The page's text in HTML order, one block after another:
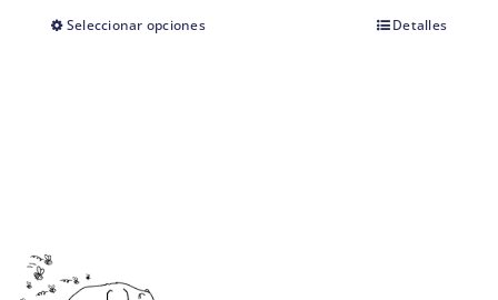
desde
Seleccionar opciones Detalles